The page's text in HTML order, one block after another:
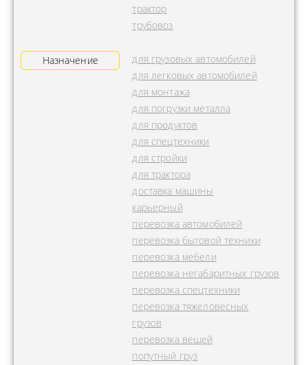
трактор
трубовоз
Назначение
для грузовых автомобилей
для легковых автомобилей
для монтажа
для погрузки металла
для продуктов
для спецтехники
для стройки
для трактора
доставка машины
карьерный
перевозка автомобилей
перевозка бытовой техники
перевозка мебели
перевозка негабаритных грузов
перевозка спецтехники
перевозка тяжеловесных
грузов
перевозка вещей
попутный груз